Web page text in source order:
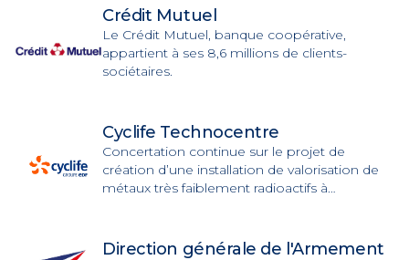
Crédit Mutuel
Le Crédit Mutuel, banque coopérative,
appartient à ses 8,6 millions de clients-
sociétaires.
Cyclife Technocentre
Concertation continue sur le projet de
création d’une installation de valorisation de
métaux très faiblement radioactifs à
Direction générale de l'Armement